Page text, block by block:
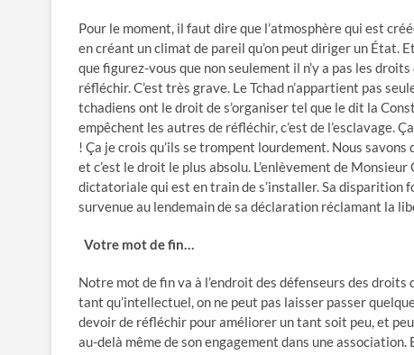
Pour le moment, il faut dire que l’atmosphère qui est
en créant un climat de pareil qu’on peut diriger un État.
que figurez-vous que non seulement il n’y a pas les
réfléchir. C’est très grave. Le Tchad n’appartient pas
tchadiens ont le droit de s’organiser tel que le dit la
empêchent les autres de réfléchir, c’est de l’esclavage.
! Ça je crois qu’ils se trompent lourdement. Nous
et c’est le droit le plus absolu. L’enlèvement de
dictatoriale qui est en train de s’installer. Sa disparition
survenue au lendemain de sa déclaration réclamant la
Votre mot de fin…
Notre mot de fin va à l’endroit des défenseurs des droits
tant qu’intellectuel, on ne peut pas laisser passer
devoir de réfléchir pour améliorer un tant soit peu, et
au-delà même de son engagement dans une